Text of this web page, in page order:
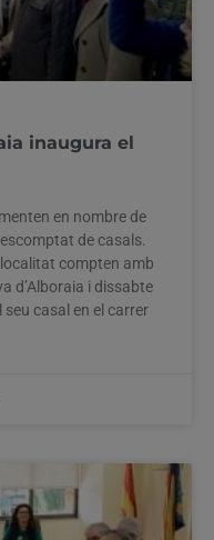
inaugura el
en nombre de
de casals.
localitat compten amb
d’Alboraia i dissabte
seu casal en el carrer